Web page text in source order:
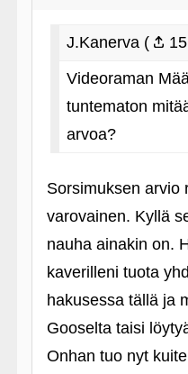
J.Kanerva (
Videoraman
tuntematon
arvoa?
Sorsimuksen arvio
varovainen. Kyllä
nauha ainakin on.
kaverilleni tuota
hakusessa tällä ja
Gooselta taisi
Onhan tuo nyt